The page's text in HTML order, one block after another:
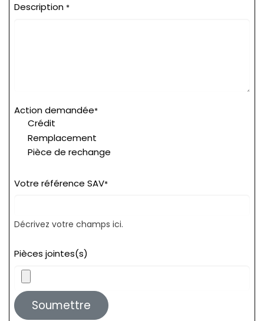
Description *
Action demandée*
Crédit
Remplacement
Pièce de rechange
Votre référence SAV*
Décrivez votre champs ici.
Pièces jointes(s)
Soumettre